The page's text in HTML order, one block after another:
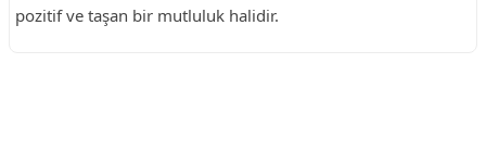
pozitif ve taşan bir mutluluk halidir.